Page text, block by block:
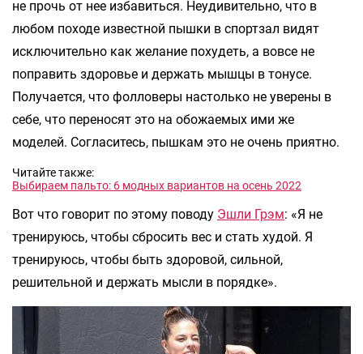
не прочь от нее избавиться. Неудивительно, что в
любом походе известной пышки в спортзал видят
исключительно как желание похудеть, а вовсе не
поправить здоровье и держать мышцы в тонусе.
Получается, что фолловеры настолько не уверены в
себе, что переносят это на обожаемых ими же
моделей. Согласитесь, пышкам это не очень приятно.
Читайте также:
Выбираем пальто: 6 модных вариантов на осень 2022
Вот что говорит по этому поводу Эшли Грэм: «Я не
тренируюсь, чтобы сбросить вес и стать худой. Я
тренируюсь, чтобы быть здоровой, сильной,
решительной и держать мысли в порядке».